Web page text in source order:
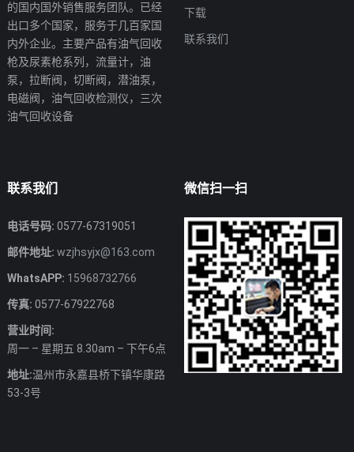
的国内国外销售服务团队。已经
出口多个国家，服务于几百家国
内外企业。主要产品有油气回收
枪及尿素枪系列，流量计，油
泵，拉断阀，切断阀，潜油泵，
电磁阀，油气回收检测仪，三次
油气回收设备
下载
联系我们
联系我们
电话号码: 0577-67319051
邮件地址: wzjhsyjx@163.com
WhatsAPP: 15968732766
传真: 0577-67922768
营业时间:
周一 – 星期五 8.30am – 下午6点
地址:温州市永嘉县桥下镇华康路
53-3号
微信扫一扫